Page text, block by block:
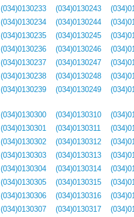
(034)0130233
(034)0130234
(034)0130235
(034)0130236
(034)0130237
(034)0130238
(034)0130239
(034)0130243
(034)0130244
(034)0130245
(034)0130246
(034)0130247
(034)0130248
(034)0130249
(034)0130300
(034)0130301
(034)0130302
(034)0130303
(034)0130304
(034)0130305
(034)0130306
(034)0130307
(034)0130310
(034)0130311
(034)0130312
(034)0130313
(034)0130314
(034)0130315
(034)0130316
(034)0130317